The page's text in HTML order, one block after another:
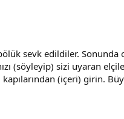
sevk edildiler. Sonunda
(söyleyip) sizi uyaran
(içeri) girin.